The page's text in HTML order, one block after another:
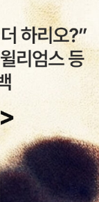
, 당신이 가진 것이
사회가 개개인에게
한다. 그런 사회가
이 사회에서 만들
는 것을 알아차리
야 한다. 영화 '소수
지만, 우리는 그 이
철거민은 어디에
가의 이름으로 저
다. 하여간에 북플
제 굿나잇!그리고
스타에 대한 소송
그마저 쉬쉬 거리
그 뒤로는 아무런
먼 얘기라는 생각
넘겨버리고만 있
제 슬금슬금 다른
지는 않을거야.
동의 톡투유,에 대
우연히 한번, 잠깐